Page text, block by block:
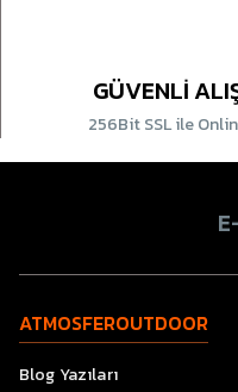
GÜVENLİ
256Bit SSL ile
ATMOSFEROUTDOOR
Blog Yazıları